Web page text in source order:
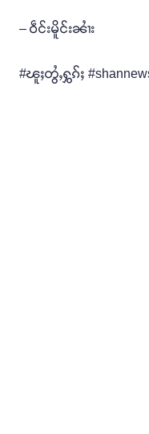
– ဝဵင်းမိူင်းၼၢႆး
#ၽူႈတွႆႇႁွၵ်ႈ